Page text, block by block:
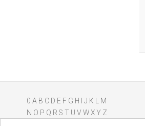
0 A B C D E F G H J K
M
N O P Q R S T U V WXY Z